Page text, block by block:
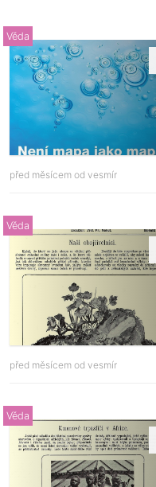
Věda
před měsícem od vesmír
Věda
před měsícem od vesmír
Věda